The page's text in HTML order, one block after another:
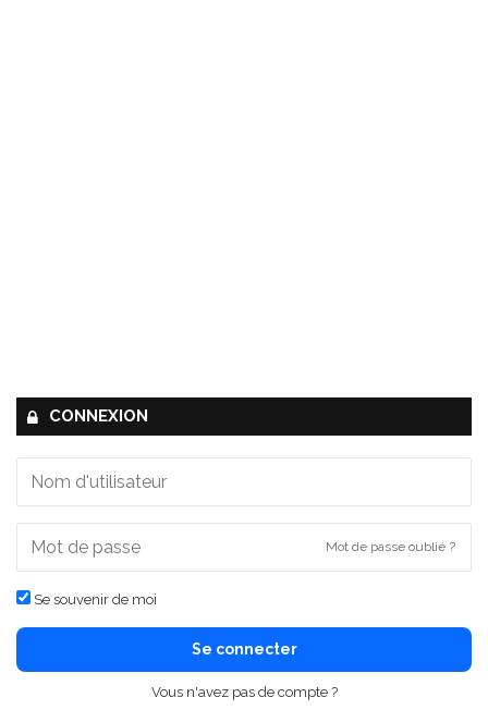
CONNEXION
Mot de passe oublié ?
Se souvenir de moi
Se connecter
Vous n'avez pas de compte ?